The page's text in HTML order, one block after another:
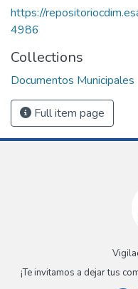
https://
4986
Collections
Documentos Municipales
Full item page
¡Te invitamos a dejar tus